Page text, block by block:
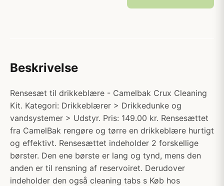
Beskrivelse
Rensesæt til drikkeblære - Camelbak Crux Cleaning
Kit. Kategori: Drikkeblærer > Drikkedunke og
vandsystemer > Udstyr. Pris: 149.00 kr. Rensesættet
fra CamelBak rengøre og tørre en drikkeblære hurtigt
og effektivt. Rensesættet indeholder 2 forskellige
børster. Den ene børste er lang og tynd, mens den
anden er til rensning af reservoiret. Derudover
indeholder den også cleaning tabs s Køb hos